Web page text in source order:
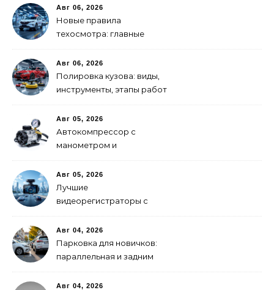
Авг 06, 2026
Новые правила
техосмотра: главные
Авг 06, 2026
Полировка кузова: виды,
инструменты, этапы работ
Авг 05, 2026
Автокомпрессор с
манометром и
выбрать
Авг 05, 2026
Лучшие
видеорегистраторы с
2026 года
Авг 04, 2026
Парковка для новичков:
параллельная и задним
Авг 04, 2026